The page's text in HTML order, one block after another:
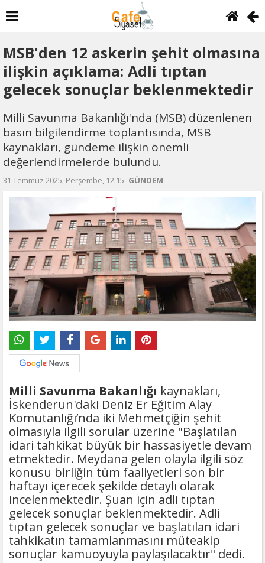
MSB'den 12 askerin şehit olmasına
ilişkin açıklama: Adli tıptan
gelecek sonuçlar beklenmektedir
Milli Savunma Bakanlığı'nda (MSB) düzenlenen
basın bilgilendirme toplantısında, MSB
kaynakları, gündeme ilişkin önemli
değerlendirmelerde bulundu.
31 Temmuz 2025, Perşembe, 12:15 -GÜNDEM
Milli Savunma Bakanlığı kaynakları,
İskenderun'daki Deniz Er Eğitim Alay
Komutanlığı’nda iki Mehmetçiğin şehit
olmasıyla ilgili sorular üzerine "Başlatılan
idari tahkikat büyük bir hassasiyetle devam
etmektedir. Meydana gelen olayla ilgili söz
konusu birliğin tüm faaliyetleri son bir
haftayı içerecek şekilde detaylı olarak
incelenmektedir. Şuan için adli tıptan
gelecek sonuçlar beklenmektedir. Adli
tıptan gelecek sonuçlar ve başlatılan idari
tahkikatın tamamlanmasını müteakip
sonuçlar kamuoyuyla paylaşılacaktır" dedi.